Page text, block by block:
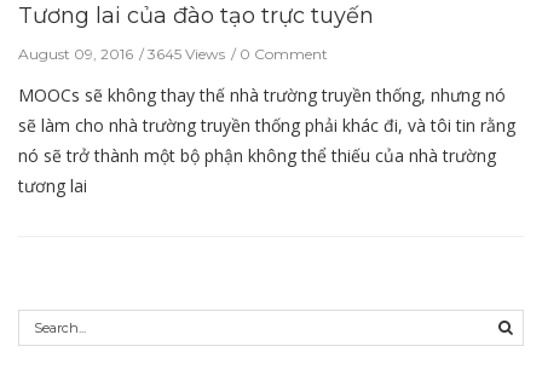
Tương lai của đào tạo trực tuyến
August 09, 2016 3645 Views 0 Comment
MOOCs sẽ không thay thế nhà trường truyền thống, nhưng nó
sẽ làm cho nhà trường truyền thống phải khác đi, và tôi tin rằng
nó sẽ trở thành một bộ phận không thể thiếu của nhà trường
tương lai